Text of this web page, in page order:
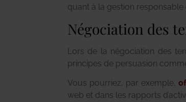
quant à la gestion
Négociation des
Lors de la négociation des
principes de persuasion
Vous pourriez, par exemple,
web et dans les rapports